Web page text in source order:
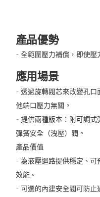
產品優勢
- 全範圍壓力補償，即使壓
應用場景
- 透過旋轉閥芯來改變孔
他端口壓力無關。
- 提供兩種版本：附可調
彈簧安全（洩壓）閥。
產品價值
- 為液壓迴路提供穩定、
效能。
- 可選的內建安全閥可防止